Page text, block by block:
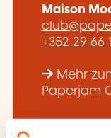
Maison
+352 29 66
Mehr
Paperjam